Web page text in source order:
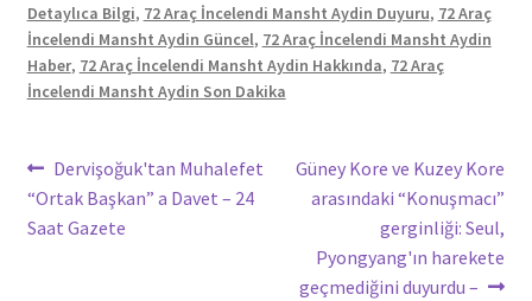
Detaylıca Bilgi, 72 Araç İncelendi Mansht Aydin Duyuru, 72 Araç
İncelendi Mansht Aydin Güncel, 72 Araç İncelendi Mansht Aydin
Haber, 72 Araç İncelendi Mansht Aydin Hakkında, 72 Araç
İncelendi Mansht Aydin Son Dakika
Yazı
gezinmesi
Önceki
yazı:
Dervişoğuk'tan Muhalefet
“Ortak Başkan” a Davet – 24
Saat Gazete
Sonraki
yazı:
Güney Kore ve Kuzey Kore
arasındaki “Konuşmacı”
gerginliği: Seul,
Pyongyang'ın harekete
geçmediğini duyurdu –